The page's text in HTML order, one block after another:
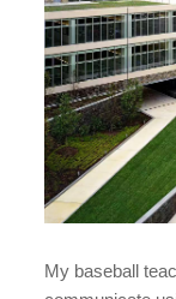
My baseball